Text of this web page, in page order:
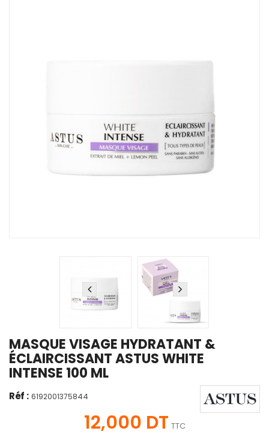
MASQUE VISAGE HYDRATANT &
ÉCLAIRCISSANT ASTUS WHITE
INTENSE 100 ML
Réf : 6192001375844
12,000 DT TTC